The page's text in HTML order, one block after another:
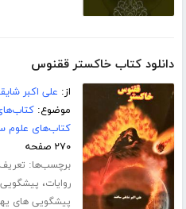
دانلود کتاب خاکستر ققنوس
از: علی اکبر
موضوع:
کتاب‌های علوم
۲۷۰ صفحه
برچسب‌ها:
روایات، پیشگویی
پیشگویی های